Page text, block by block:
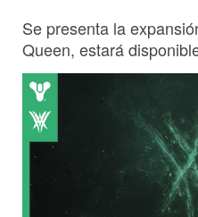
Se presenta la
Queen, estará